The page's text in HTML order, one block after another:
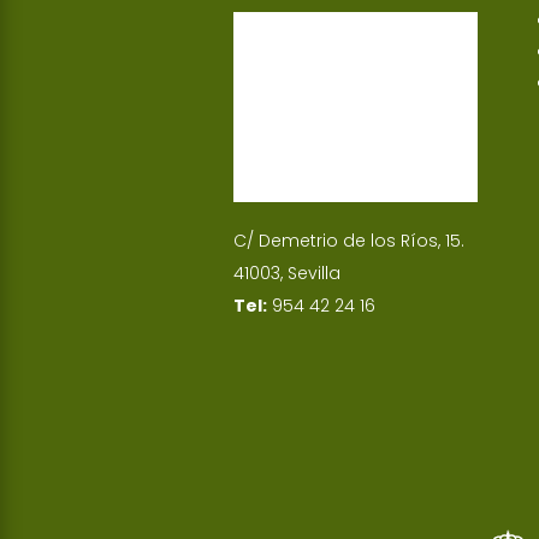
C/ Demetrio de los Ríos, 15.
41003, Sevilla
Tel: 954 42 24 16